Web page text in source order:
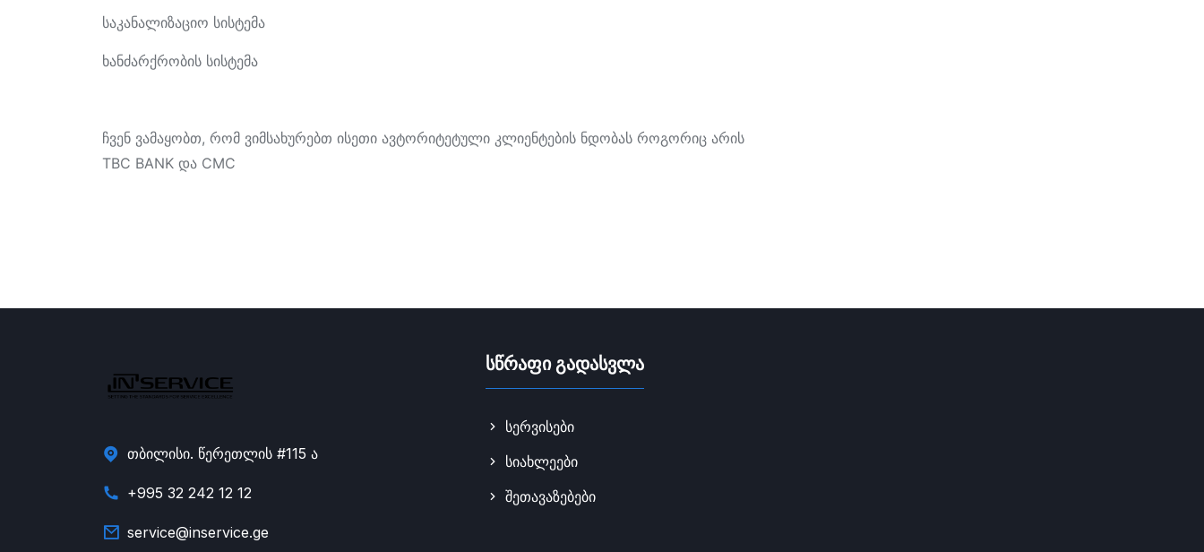
საკანალიზაციო სისტემა
ხანძარქრობის სისტემა
ჩვენ ვამაყობთ, რომ ვიმსახურებთ ისეთი ავტორიტეტული კლიენტების ნდობას როგორიც არის
TBC BANK და CMC
თბილისი. წერეთლის #115 ა
+995 32 242 12 12
service@inservice.ge
სწრაფი გადასვლა
სერვისები
სიახლეები
შეთავაზებები